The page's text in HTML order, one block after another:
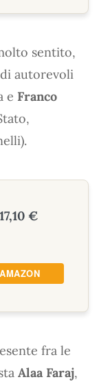
sentito,
autorevoli
e Franco
€
fra le
Alaa Faraj,